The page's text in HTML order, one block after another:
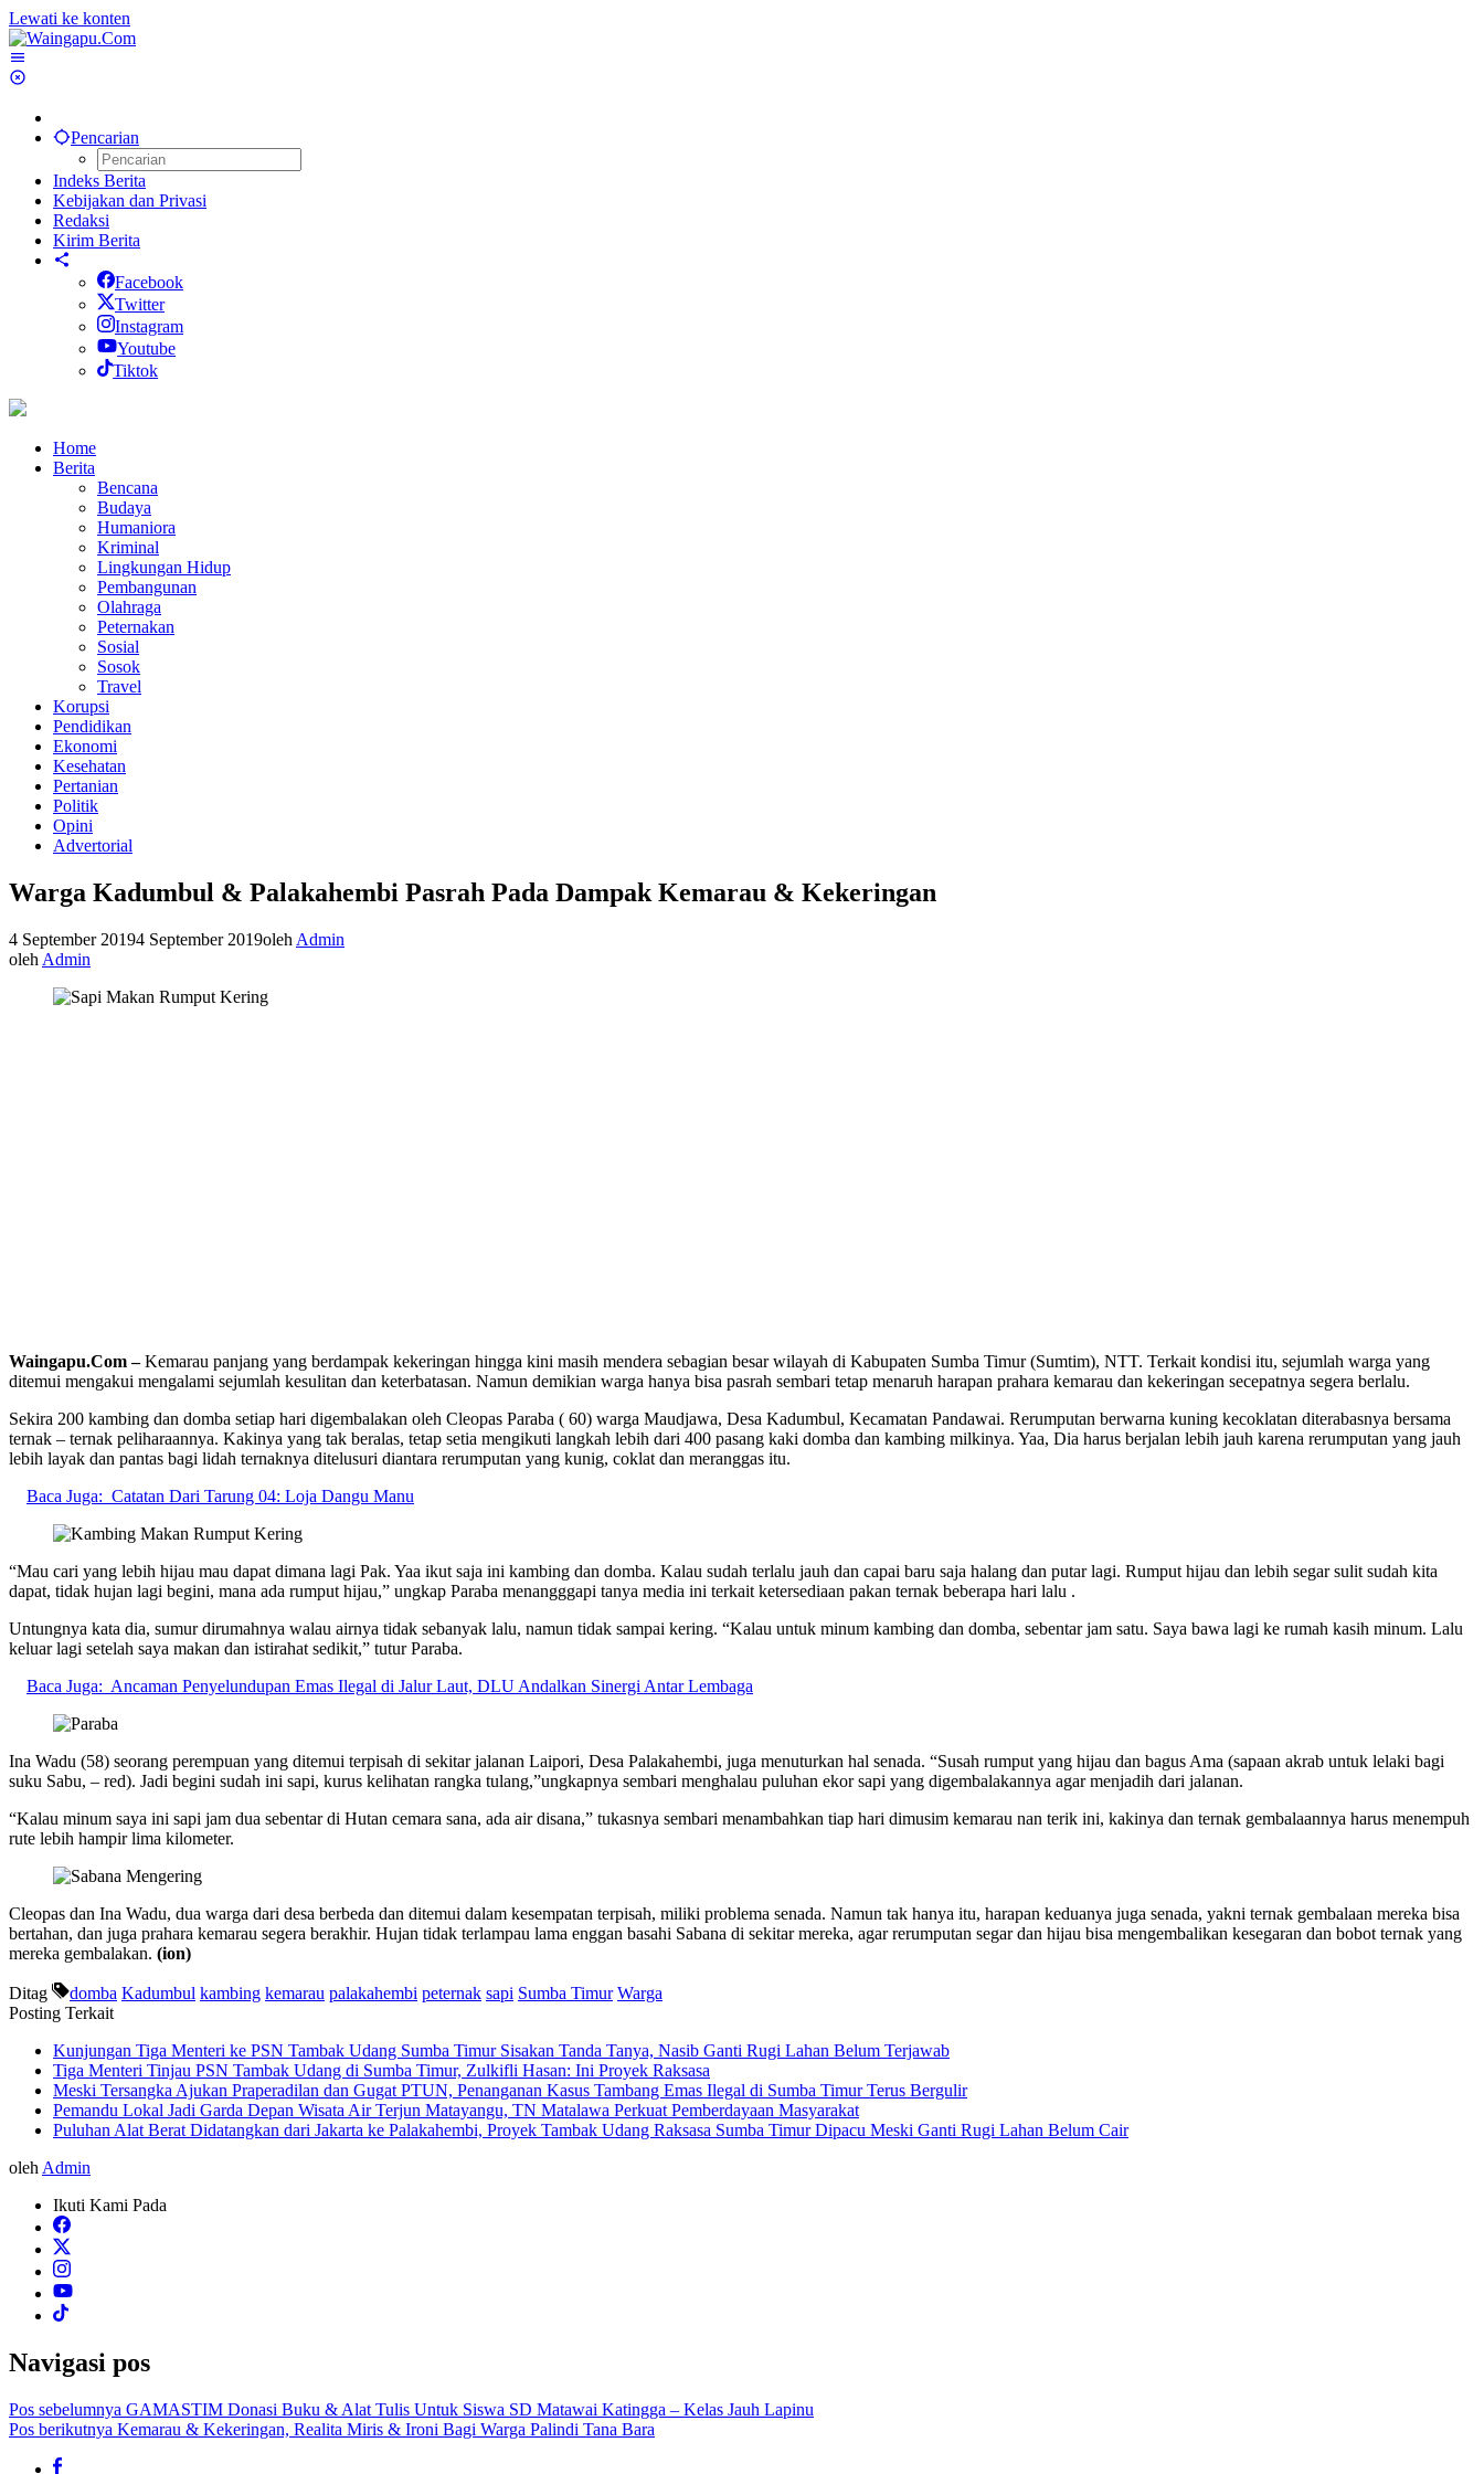
Lewati ke konten
Pencarian
Indeks Berita
Kebijakan dan Privasi
Redaksi
Kirim Berita
Facebook
Twitter
Instagram
Youtube
Tiktok
Home
Berita
Bencana
Budaya
Humaniora
Kriminal
Lingkungan Hidup
Pembangunan
Olahraga
Peternakan
Sosial
Sosok
Travel
Korupsi
Pendidikan
Ekonomi
Kesehatan
Pertanian
Politik
Opini
Advertorial
Warga Kadumbul & Palakahembi Pasrah Pada Dampak Kemarau & Kekeringan
4 September 20194 September 2019oleh Admin
oleh Admin
Waingapu.Com –Kemarau panjang yang berdampak kekeringan hingga kini masih mendera sebagian besar wilayah di Kabupaten Sumba Timur (Sumtim), NTT. Terkait kondisi itu, sejumlah warga yang
ditemui mengakui mengalami sejumlah kesulitan dan keterbatasan. Namun demikian warga hanya bisa pasrah sembari tetap menaruh harapan prahara kemarau dan kekeringan secepatnya segera berlalu.
Sekira 200 kambing dan domba setiap hari digembalakan oleh Cleopas Paraba ( 60) warga Maudjawa, Desa Kadumbul, Kecamatan Pandawai. Rerumputan berwarna kuning kecoklatan diterabasnya bersama
ternak – ternak peliharaannya. Kakinya yang tak beralas, tetap setia mengikuti langkah lebih dari 400 pasang kaki domba dan kambing milkinya. Yaa, Dia harus berjalan lebih jauh karena rerumputan yang jauh
lebih layak dan pantas bagi lidah ternaknya ditelusuri diantara rerumputan yang kunig, coklat dan meranggas itu.
Baca Juga: Catatan Dari Tarung 04: Loja Dangu Manu
“Mau cari yang lebih hijau mau dapat dimana lagi Pak. Yaa ikut saja ini kambing dan domba. Kalau sudah terlalu jauh dan capai baru saja halang dan putar lagi. Rumput hijau dan lebih segar sulit sudah kita
dapat, tidak hujan lagi begini, mana ada rumput hijau,” ungkap Paraba menangggapi tanya media ini terkait ketersediaan pakan ternak beberapa hari lalu .
Untungnya kata dia, sumur dirumahnya walau airnya tidak sebanyak lalu, namun tidak sampai kering. “Kalau untuk minum kambing dan domba, sebentar jam satu. Saya bawa lagi ke rumah kasih minum. Lalu
keluar lagi setelah saya makan dan istirahat sedikit,” tutur Paraba.
Baca Juga: Ancaman Penyelundupan Emas Ilegal di Jalur Laut, DLU Andalkan Sinergi Antar Lembaga
Ina Wadu (58) seorang perempuan yang ditemui terpisah di sekitar jalanan Laipori, Desa Palakahembi, juga menuturkan hal senada. “Susah rumput yang hijau dan bagus Ama (sapaan akrab untuk lelaki bagi
suku Sabu, – red). Jadi begini sudah ini sapi, kurus kelihatan rangka tulang,”ungkapnya sembari menghalau puluhan ekor sapi yang digembalakannya agar menjadih dari jalanan.
“Kalau minum saya ini sapi jam dua sebentar di Hutan cemara sana, ada air disana,” tukasnya sembari menambahkan tiap hari dimusim kemarau nan terik ini, kakinya dan ternak gembalaannya harus menempuh
rute lebih hampir lima kilometer.
Cleopas dan Ina Wadu, dua warga dari desa berbeda dan ditemui dalam kesempatan terpisah, miliki problema senada. Namun tak hanya itu, harapan keduanya juga senada, yakni ternak gembalaan mereka bisa
bertahan, dan juga prahara kemarau segera berakhir. Hujan tidak terlampau lama enggan basahi Sabana di sekitar mereka, agar rerumputan segar dan hijau bisa mengembalikan kesegaran dan bobot ternak yang
mereka gembalakan. (ion)
Ditag domba Kadumbul kambing kemarau palakahembi peternak sapi Sumba Timur Warga
Posting Terkait
Kunjungan Tiga Menteri ke PSN Tambak Udang Sumba Timur Sisakan Tanda Tanya, Nasib Ganti Rugi Lahan Belum Terjawab
Tiga Menteri Tinjau PSN Tambak Udang di Sumba Timur, Zulkifli Hasan: Ini Proyek Raksasa
Meski Tersangka Ajukan Praperadilan dan Gugat PTUN, Penanganan Kasus Tambang Emas Ilegal di Sumba Timur Terus Bergulir
Pemandu Lokal Jadi Garda Depan Wisata Air Terjun Matayangu, TN Matalawa Perkuat Pemberdayaan Masyarakat
Puluhan Alat Berat Didatangkan dari Jakarta ke Palakahembi, Proyek Tambak Udang Raksasa Sumba Timur Dipacu Meski Ganti Rugi Lahan Belum Cair
oleh Admin
Ikuti Kami Pada
Navigasi pos
Pos sebelumnya GAMASTIM Donasi Buku & Alat Tulis Untuk Siswa SD Matawai Katingga – Kelas Jauh Lapinu
Pos berikutnya Kemarau & Kekeringan, Realita Miris & Ironi Bagi Warga Palindi Tana Bara